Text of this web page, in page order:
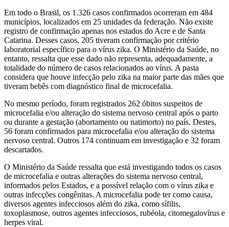
Em todo o Brasil, os 1.326 casos confirmados ocorreram em 484
municípios, localizados em 25 unidades da federação. Não existe
registro de confirmação apenas nos estados do Acre e de Santa
Catarina. Desses casos, 205 tiveram confirmação por critério
laboratorial específico para o vírus zika. O Ministério da Saúde, no
entanto, ressalta que esse dado não representa, adequadamente, a
totalidade do número de casos relacionados ao vírus. A pasta
considera que houve infecção pelo zika na maior parte das mães que
tiveram bebês com diagnóstico final de microcefalia.
No mesmo período, foram registrados 262 óbitos suspeitos de
microcefalia e/ou alteração do sistema nervoso central após o parto
ou durante a gestação (abortamento ou natimorto) no país. Destes,
56 foram confirmados para microcefalia e/ou alteração do sistema
nervoso central. Outros 174 continuam em investigação e 32 foram
descartados.
O Ministério da Saúde ressalta que está investigando todos os casos
de microcefalia e outras alterações do sistema nervoso central,
informados pelos Estados, e a possível relação com o vírus zika e
outras infecções congênitas. A microcefalia pode ter como causa,
diversos agentes infecciosos além do zika, como sífilis,
toxoplasmose, outros agentes infecciosos, rubéola, citomegalovírus e
herpes viral.